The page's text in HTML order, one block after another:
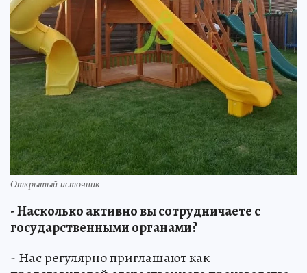
Открытый источник
- Насколько активно вы сотрудничаете с
государственными органами?
- Нас регулярно приглашают как